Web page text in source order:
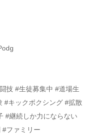
技 #生徒募集中 #道場生
#キックボクシング #拡散
#継続しか力にならない
ファミリー